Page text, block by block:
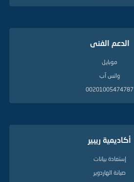
الدعم الفنى
موبايل
واتس آب
00201005474787
أكاديمية ريبير
إستعادة بيانات
صيانة الهاردوير